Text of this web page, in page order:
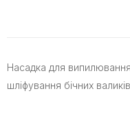
Насадка для випилювання
шліфування бічних